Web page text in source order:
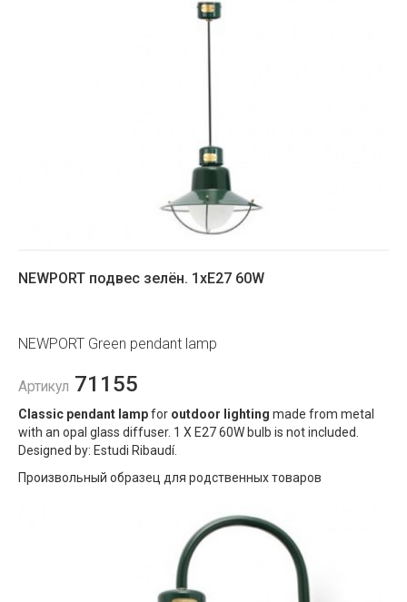
NEWPORT подвес зелён. 1хE27 60W
NEWPORT Green pendant lamp
Артикул 71155
Classic pendant lampfor outdoor lighting made from metal
with an opal glass diffuser. 1 X E27 60W bulb is not included.
Designed by: Estudi Ribaudí.
Произвольный образец для родственных товаров